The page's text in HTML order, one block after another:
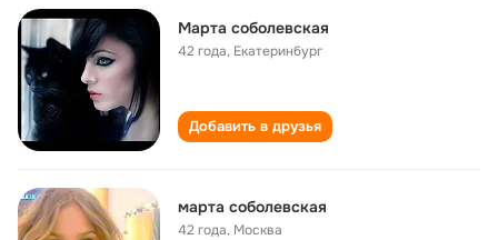
Марта соболевская
42 года, Екатеринбург
Добавить в друзья
марта соболевская
42 года, Москва